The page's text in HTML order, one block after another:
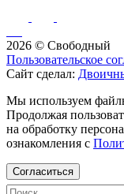
2026 © Свободный
Пользовательское
Сайт сделал:
Мы используем
Продолжая
на обработку
ознакомления с
Согласиться